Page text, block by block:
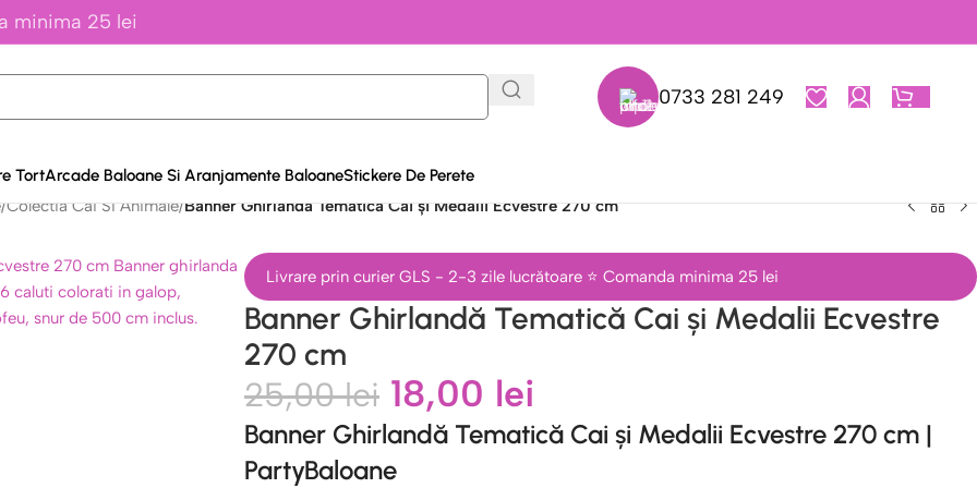
minima 25 lei
0733 281 249
TortArcade Baloane Si Aranjamente BaloaneStickere De Perete
/Colectia Cai Si Animale/Banner Ghirlandă Tematică Cai și Medalii Ecvestre 270 cm
Livrare prin curier GLS - 2-3 zile lucrătoare ⭐ Comanda minima 25 lei
Banner Ghirlandă Tematică Cai și Medalii Ecvestre
270 cm
25,00lei 18,00 lei
Banner Ghirlandă Tematică Cai și Medalii Ecvestre 270 cm |
PartyBaloane